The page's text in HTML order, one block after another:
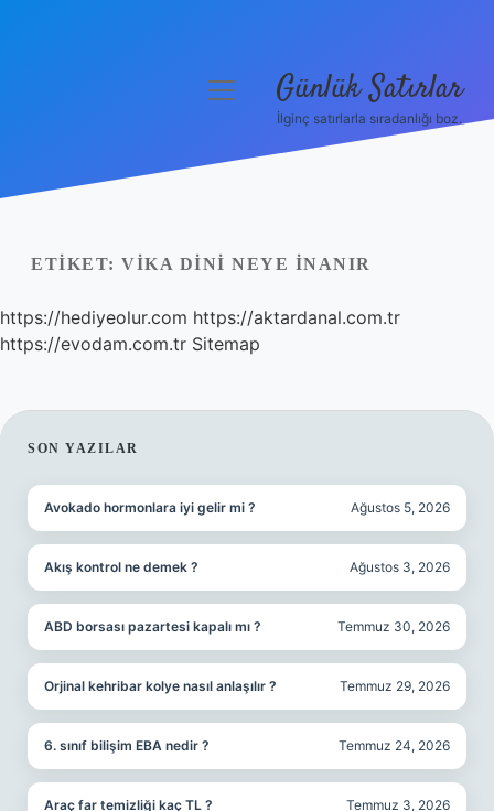
Yasal Uyarı
Hakkımızda
menüyü Günlük Satırlar
İlginç satırlarla sıradanlığı boz.
ETIKET: VIKA DINI NEYE INANIR
https://hediyeolur.com https://aktardanal.com.tr
https://evodam.com.tr Sitemap
SIDEBAR
SON YAZILAR
Avokado hormonlara iyi gelir mi ? Ağustos 5, 2026
Akış kontrol ne demek ? Ağustos 3, 2026
ABD borsası pazartesi kapalı mı ? Temmuz 30, 2026
Orjinal kehribar kolye nasıl anlaşılır ? Temmuz 29, 2026
6. sınıf bilişim EBA nedir ? Temmuz 24, 2026
Araç far temizliği kaç TL ? Temmuz 3, 2026